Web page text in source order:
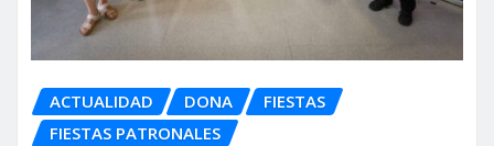
ACTUALIDAD DONA
FIESTAS
FIESTAS PATRONALES